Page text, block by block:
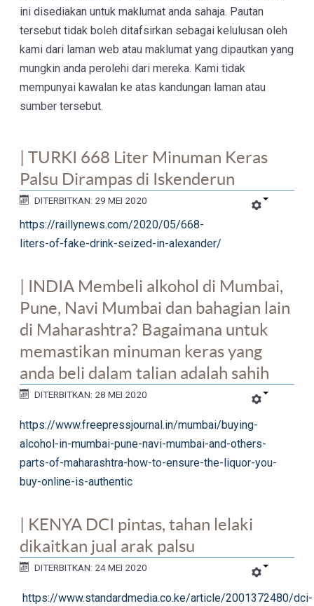
ini disediakan untuk maklumat anda sahaja. Pautan
tersebut tidak boleh ditafsirkan sebagai kelulusan oleh
kami dari laman web atau maklumat yang dipautkan yang
mungkin anda perolehi dari mereka. Kami tidak
mempunyai kawalan ke atas kandungan laman atau
sumber tersebut.
| TURKI 668 Liter Minuman Keras
Palsu Dirampas di Iskenderun
DITERBITKAN: 29 MEI 2020
https://raillynews.com/2020/05/668-
liters-of-fake-drink-seized-in-alexander/
| INDIA Membeli alkohol di Mumbai,
Pune, Navi Mumbai dan bahagian lain
di Maharashtra? Bagaimana untuk
memastikan minuman keras yang
anda beli dalam talian adalah sahih
DITERBITKAN: 28 MEI 2020
https://www.freepressjournal.in/mumbai/buying-
alcohol-in-mumbai-pune-navi-mumbai-and-others-
parts-of-maharashtra-how-to-ensure-the-liquor-you-
buy-online-is-authentic
| KENYA DCI pintas, tahan lelaki
dikaitkan jual arak palsu
DITERBITKAN: 24 MEI 2020
https://www.standardmedia.co.ke/article/2001372480/dci-